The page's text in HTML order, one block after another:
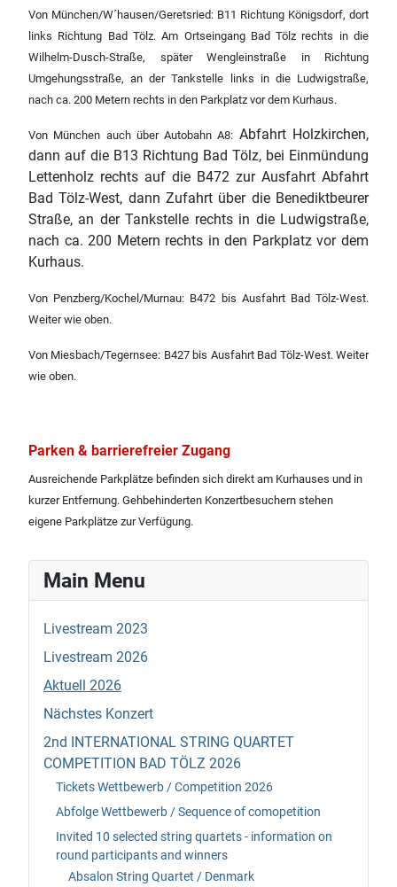
Von München/W´hausen/Geretsried: B11 Richtung Königsdorf, dort
links Richtung Bad Tölz. Am Ortseingang Bad Tölz rechts in die
Wilhelm-Dusch-Straße, später Wengleinstraße in Richtung
Umgehungsstraße, an der Tankstelle links in die Ludwigstraße,
nach ca. 200 Metern rechts in den Parkplatz vor dem Kurhaus.
Von München auch über Autobahn A8: Abfahrt Holzkirchen,
dann auf die B13 Richtung Bad Tölz, bei Einmündung
Lettenholz rechts auf die B472 zur Ausfahrt Abfahrt
Bad Tölz-West, dann Zufahrt über die Benediktbeurer
Straße, an der Tankstelle rechts in die Ludwigstraße,
nach ca. 200 Metern rechts in den Parkplatz vor dem
Kurhaus.
Von Penzberg/Kochel/Murnau: B472 bis Ausfahrt Bad Tölz-West.
Weiter wie oben.
Von Miesbach/Tegernsee: B427 bis Ausfahrt Bad Tölz-West. Weiter
wie oben.
Parken & barrierefreier Zugang
Ausreichende Parkplätze befinden sich direkt am Kurhauses und in
kurzer Entfernung. Gehbehinderten Konzertbesuchern stehen
eigene Parkplätze zur Verfügung.
Main Menu
Livestream 2023
Livestream 2026
Aktuell 2026
Nächstes Konzert
2nd INTERNATIONAL STRING QUARTET
COMPETITION BAD TÖLZ 2026
Tickets Wettbewerb / Competition 2026
Abfolge Wettbewerb / Sequence of comopetition
Invited 10 selected string quartets - information on
round participants and winners
Absalon String Quartet / Denmark